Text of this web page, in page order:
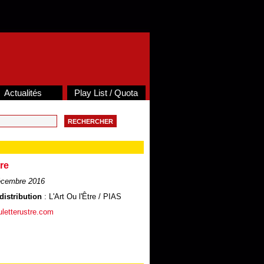
Actualités Play List / Quota
2016
: L'Art Ou l'Être / PIAS